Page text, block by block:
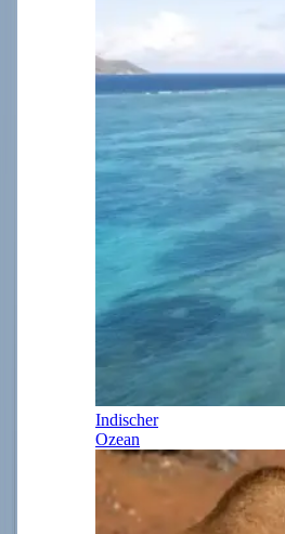
Indischer
Ozean